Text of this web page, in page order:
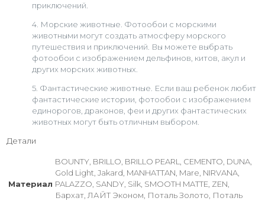
приключений.
4. Морские животные. Фотообои с морскими
животными могут создать атмосферу морского
путешествия и приключений. Вы можете выбрать
фотообои с изображением дельфинов, китов, акул и
других морских животных.
5. Фантастические животные. Если ваш ребенок любит
фантастические истории, фотообои с изображением
единорогов, драконов, феи и других фантастических
животных могут быть отличным выбором.
Детали
Материал
BOUNTY, BRILLO, BRILLO PEARL, CEMENTO, DUNA,
Gold Light, Jakard, MANHATTAN, Mare, NIRVANA,
PALAZZO, SANDY, Silk, SMOOTH MATTE, ZEN,
Бархат, ЛАЙТ Эконом, Поталь Золото, Поталь